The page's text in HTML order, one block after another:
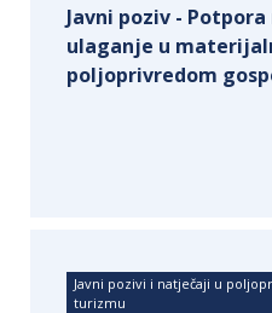
Javni poziv -
ulaganje u
poljoprivredom
Javni pozivi i natječaji u
turizmu